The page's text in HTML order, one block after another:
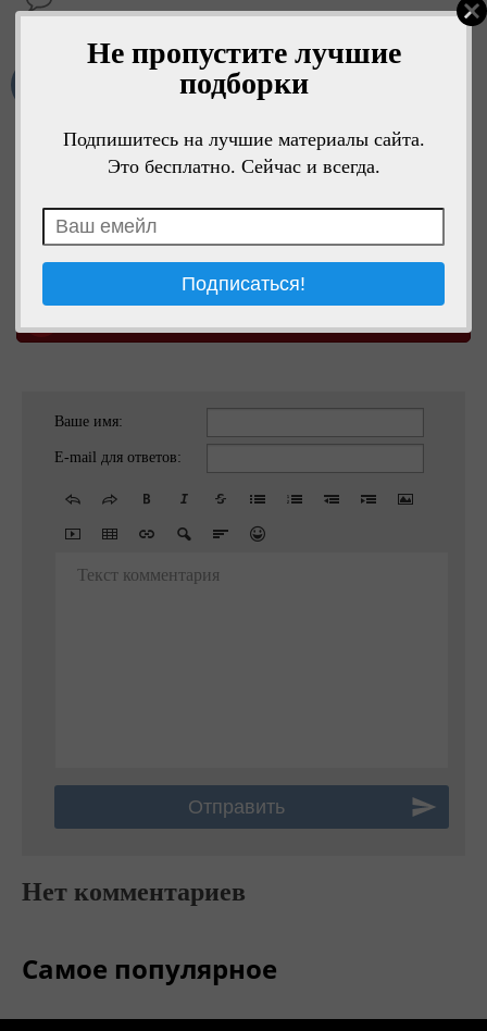
Не пропустите лучшие
подборки
Подпишитесь на лучшие материалы сайта.
Это бесплатно. Сейчас и всегда.
Мне нравится
Поделиться в ОК
Поделиться в VK
Поделиться на@ mail.ru
Ваше имя:
E-mail для ответов:
Текст комментария
Нет комментариев
Самое популярное